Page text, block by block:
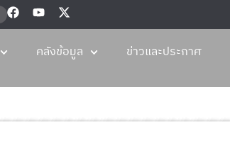
คลังข้อมูล ข่าวและประกาศ